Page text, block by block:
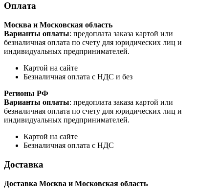
Оплата
Москва и Московская область
Варианты оплаты: предоплата заказа картой или
безналичная оплата по счету для юридических лиц и
индивидуальных предпринимателей.
Картой на сайте
Безналичная оплата с НДС и без
Регионы РФ
Варианты оплаты: предоплата заказа картой или
безналичная оплата по счету для юридических лиц и
индивидуальных предпринимателей.
Картой на сайте
Безналичная оплата с НДС
Доставка
Доставка Москва и Московская область